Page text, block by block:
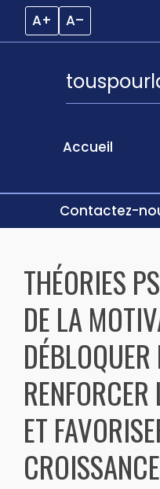
A+ A–
Accueil
Contactez-
contentTHÉORIES
DE LA
ET
CROISSANCE